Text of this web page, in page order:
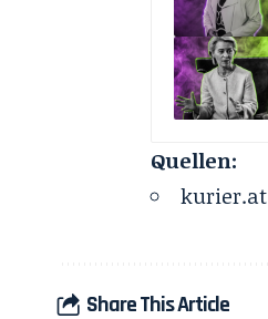
Quellen:
kurier.at
Share This Article